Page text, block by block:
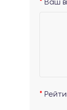
Ваш